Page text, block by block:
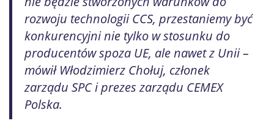
rozwoju technologii CCS, przestaniemy być
konkurencyjni nie tylko w stosunku do
producentów spoza UE, ale nawet z Unii –
mówił Włodzimierz Chołuj, członek
zarządu SPC i prezes zarządu CEMEX
Polska.